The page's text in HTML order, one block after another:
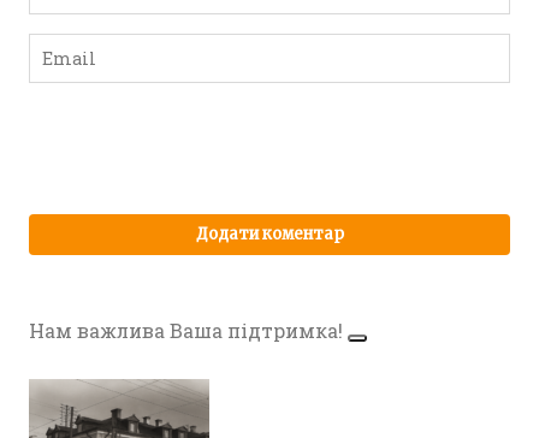
Нам важлива Ваша підтримка!